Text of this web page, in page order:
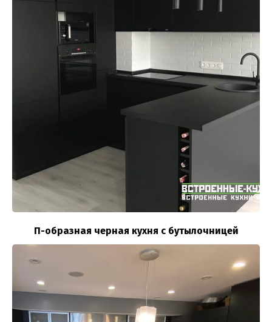
П-образная черная кухня с бутылочницей